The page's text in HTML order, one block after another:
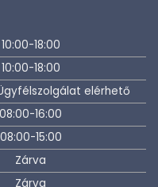
10:00-18:00
10:00-18:00
elérhető
08:00-16:00
08:00-15:00
Zárva
Zárva